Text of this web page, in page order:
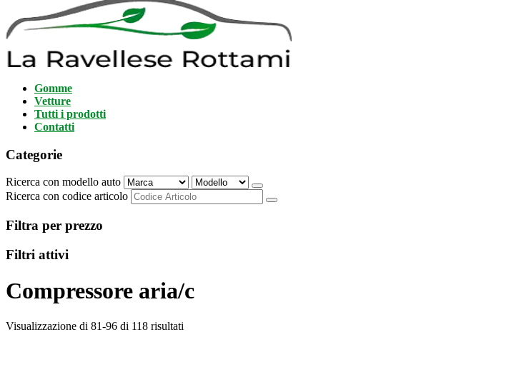
Gomme
Vetture
Tutti i prodotti
Contatti
Categorie
Ricerca con modello auto
Ricerca con codice articolo
Filtra per prezzo
Filtri attivi
Compressore aria/c
Visualizzazione di 81-96 di 118 risultati